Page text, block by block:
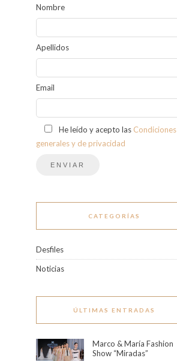
Nombre
Apellidos
Email
He leído y acepto las Condiciones
generales y de privacidad
CATEGORÍAS
Desfiles
Noticias
ÚLTIMAS ENTRADAS
Marco & María Fashion
Show “Miradas”